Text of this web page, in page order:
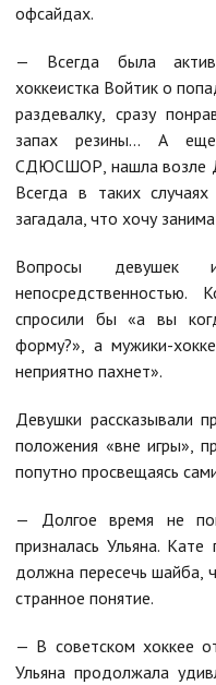
офсайдах.
— Всегда была
хоккеистка Войтик о
раздевалку, сразу
запах резины… А
СДЮСШОР, нашла возле
Всегда в таких
загадала, что хочу
Вопросы девушек
непосредственностью.
спросили бы «а вы
форму?», а мужики-
неприятно пахнет».
Девушки рассказывали
положения «вне игры»,
попутно просвещаясь
— Долгое время не
призналась Ульяна.
должна пересечь шайба,
странное понятие.
— В советском хоккее
Ульяна продолжала